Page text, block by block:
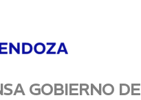
GOBIERNO DE